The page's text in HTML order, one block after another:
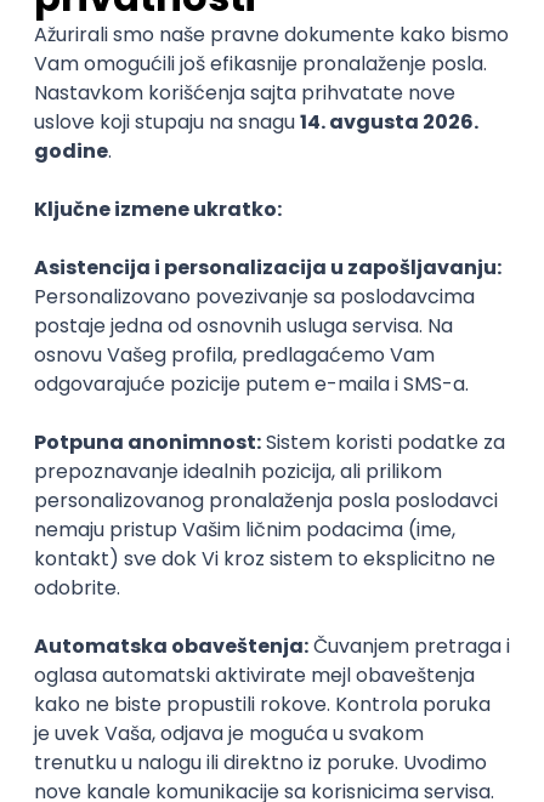
@
POSLOVI NA MAIL
SENIORITET
NAČIN RADA
Najnoviji poslovi svakog dana u tvom
inboxu
Prijavi se
Posao Zrenjanin, AWS(4 oglasa)
Poslovi iz drugih gradova.
Inženjer za infrastrukturu i
pouzdanost sistema (DevOps)
Glas naroda d.o.o.
11.08.2026.
250.000,00 - 350.000,00 RSD (net)
Linux
Cloud Intermediate
DevOps Engineer
IGT D&B d.o.o.